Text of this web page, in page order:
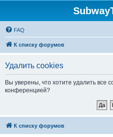
FAQ
К списку форумов
Удалить cookies
Вы уверены, что хотите удалить все
конференцией?
К списку форумов